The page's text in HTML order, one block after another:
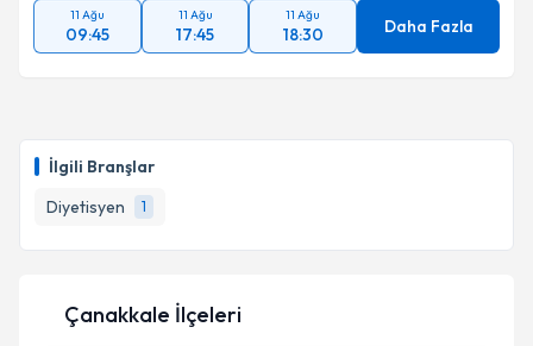
İlgili Branşlar
Diyetisyen
1
11 Ağu
09:45
11 Ağu
17:45
11 Ağu
18:30 Daha Fazla
Çanakkale İlçeleri